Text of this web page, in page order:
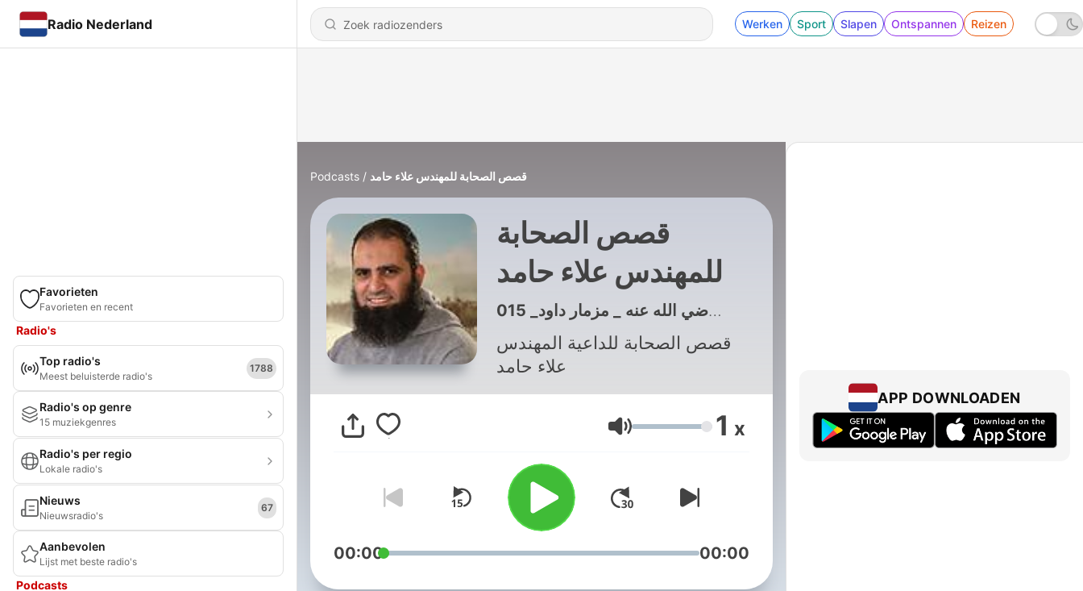
Radio Nederland Werken Sport Slapen Ontspannen Reizen
Favorieten
Favorieten en recent
Radio's
Top radio's
Meest beluisterde radio's
1788
Radio's op genre
15 muziekgenres
Radio's per regio
Lokale radio's
Nieuws
Nieuwsradio's
67
Aanbevolen
Lijst met beste radio's
Podcasts
Podcasts قصص الصحابة للمهندس علاء حامد
قصص الصحابة
للمهندس علاء حامد
قصص الصحابة للداعية المهندس
علاء حامد
Volume 1 x
00:00 00:00
APP DOWNLOADEN